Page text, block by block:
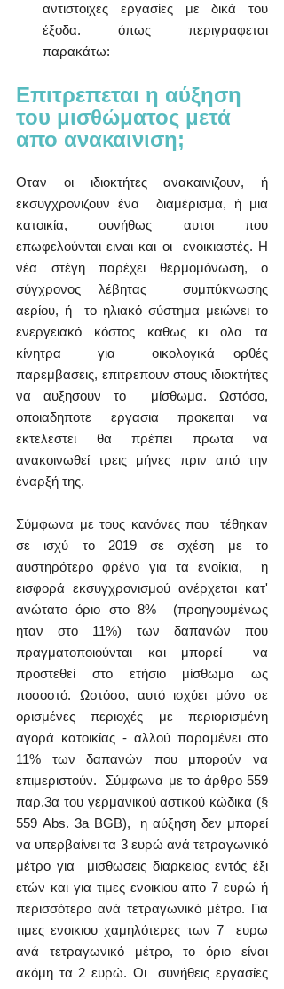
αντιστοιχες εργασίες με δικά του
έξοδα. όπως περιγραφεται
παρακάτω:
Επιτρεπεται η αύξηση
του μισθώματος μετά
απο ανακαινιση;
Οταν οι ιδιοκτήτες ανακαινιζουν, ή
εκσυγχρονιζουν ένα  διαμέρισμα, ή μια
κατοικία, συνήθως αυτοι που
επωφελούνται ειναι και οι  ενοικιαστές. Η
νέα στέγη παρέχει θερμομόνωση, ο
σύγχρονος λέβητας  συμπύκνωσης
αερίου, ή  το ηλιακό σύστημα μειώνει το
ενεργειακό κόστος καθως κι ολα τα
κίνητρα  για  οικολογικά ορθές
παρεμβασεις, επιτρεπουν στους ιδιοκτήτες
να αυξησουν το  μίσθωμα. Ωστόσο,
οποιαδηποτε εργασια προκειται να
εκτελεστει θα πρέπει πρωτα να
ανακοινωθεί τρεις μήνες πριν από την
έναρξή της.
Σύμφωνα με τους κανόνες που  τέθηκαν
σε ισχύ το 2019 σε σχέση με το
αυστηρότερο φρένο για τα ενοίκια,  η
εισφορά εκσυγχρονισμού ανέρχεται κατ'
ανώτατο όριο στο 8%  (προηγουμένως
ηταν στο 11%) των δαπανών που
πραγματοποιούνται και μπορεί  να
προστεθεί στο ετήσιο μίσθωμα ως
ποσοστό. Ωστόσο, αυτό ισχύει μόνο σε
ορισμένες περιοχές με περιορισμένη
αγορά κατοικίας - αλλού παραμένει στο
11% των δαπανών που μπορούν να
επιμεριστούν.  Σύμφωνα με το άρθρο 559
παρ.3α του γερμανικού αστικού κώδικα (§
559 Abs. 3a BGB),  η αύξηση δεν μπορεί
να υπερβαίνει τα 3 ευρώ ανά τετραγωνικό
μέτρο για  μισθωσεις διαρκειας εντός έξι
ετών και για τιμες ενοικιου απο 7 ευρώ ή
περισσότερο ανά τετραγωνικό μέτρο. Για
τιμες ενοικιου χαμηλότερες των 7  ευρω
ανά τετραγωνικό μέτρο, το όριο είναι
ακόμη τα 2 ευρώ. Οι  συνήθεις εργασίες